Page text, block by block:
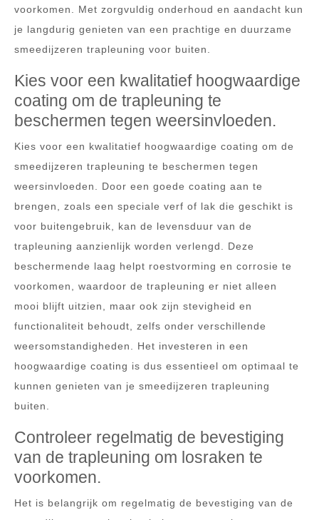
voorkomen. Met zorgvuldig onderhoud en aandacht kun
je langdurig genieten van een prachtige en duurzame
smeedijzeren trapleuning voor buiten.
Kies voor een kwalitatief hoogwaardige
coating om de trapleuning te
beschermen tegen weersinvloeden.
Kies voor een kwalitatief hoogwaardige coating om de
smeedijzeren trapleuning te beschermen tegen
weersinvloeden. Door een goede coating aan te
brengen, zoals een speciale verf of lak die geschikt is
voor buitengebruik, kan de levensduur van de
trapleuning aanzienlijk worden verlengd. Deze
beschermende laag helpt roestvorming en corrosie te
voorkomen, waardoor de trapleuning er niet alleen
mooi blijft uitzien, maar ook zijn stevigheid en
functionaliteit behoudt, zelfs onder verschillende
weersomstandigheden. Het investeren in een
hoogwaardige coating is dus essentieel om optimaal te
kunnen genieten van je smeedijzeren trapleuning
buiten.
Controleer regelmatig de bevestiging
van de trapleuning om losraken te
voorkomen.
Het is belangrijk om regelmatig de bevestiging van de